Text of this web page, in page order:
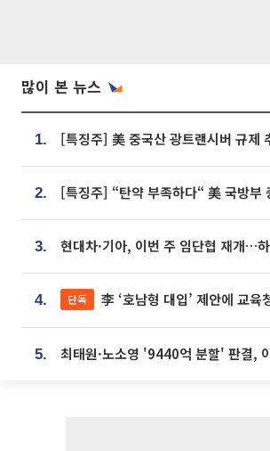
많이 본 뉴스
1.
2.
3.
4. 단독 李 ‘호남형 대입’ 제안에 교육청·지역대학 서·논
5.